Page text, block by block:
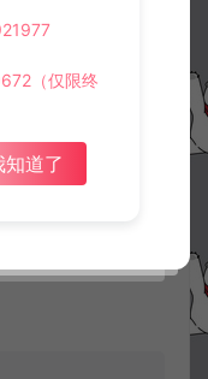
（仅限终
知道了